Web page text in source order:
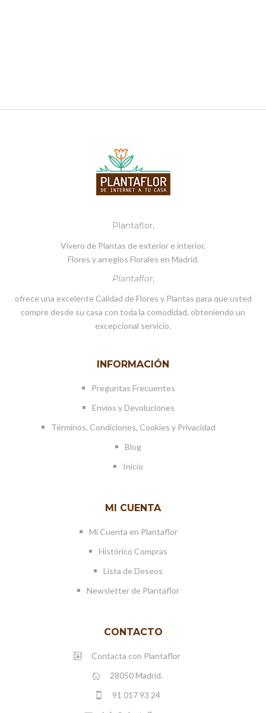
Plantaflor,
Vivero de Plantas de exterior e interior,
Flores y arreglos Florales en Madrid.
Plantaflor,
ofrece una excelente Calidad de Flores y Plantas para que usted
compre desde su casa con toda la comodidad, obteniendo un
excepcional servicio.
INFORMACIÓN
Preguntas Frecuentes
Envíos y Devoluciones
Términos, Condiciones, Cookies y Privacidad
Blog
Inicio
MI CUENTA
Mi Cuenta en Plantaflor
Histórico Compras
Lista de Deseos
Newsletter de Plantaflor
CONTACTO
Contacta con Plantaflor
28050 Madrid.
91 017 93 24